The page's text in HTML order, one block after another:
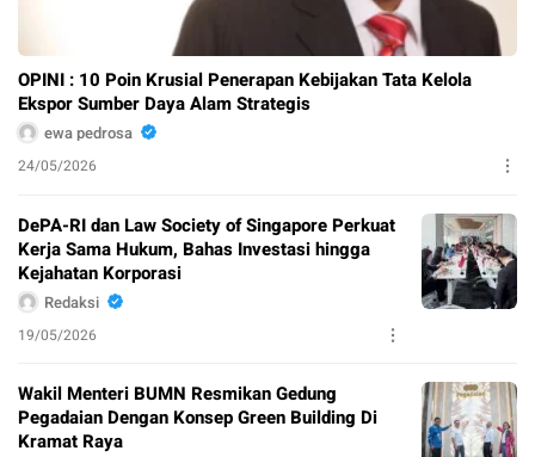
OPINI : 10 Poin Krusial Penerapan Kebijakan Tata Kelola
Ekspor Sumber Daya Alam Strategis
ewa pedrosa
24/05/2026
DePA-RI dan Law Society of Singapore Perkuat
Kerja Sama Hukum, Bahas Investasi hingga
Kejahatan Korporasi
Redaksi
19/05/2026
Wakil Menteri BUMN Resmikan Gedung
Pegadaian Dengan Konsep Green Building Di
Kramat Raya